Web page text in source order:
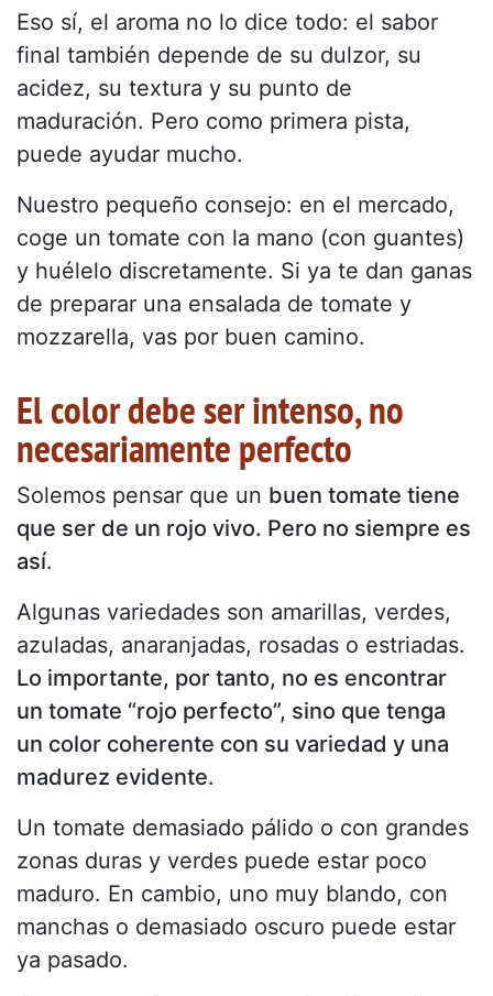
Eso sí, el aroma no lo dice todo: el sabor
final también depende de su dulzor, su
acidez, su textura y su punto de
maduración. Pero como primera pista,
puede ayudar mucho.
Nuestro pequeño consejo: en el mercado,
coge un tomate con la mano (con guantes)
y huélelo discretamente. Si ya te dan ganas
de preparar una ensalada de tomate y
mozzarella, vas por buen camino.
El color debe ser intenso, no
necesariamente perfecto
Solemos pensar que un buen tomate tiene
que ser de un rojo vivo. Pero no siempre es
así.
Algunas variedades son amarillas, verdes,
azuladas, anaranjadas, rosadas o estriadas.
Lo importante, por tanto, no es encontrar
un tomate “rojo perfecto”, sino que tenga
un color coherente con su variedad y una
madurez evidente.
Un tomate demasiado pálido o con grandes
zonas duras y verdes puede estar poco
maduro. En cambio, uno muy blando, con
manchas o demasiado oscuro puede estar
ya pasado.